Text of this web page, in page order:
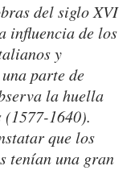
del siglo XVI
influencia de los
y
parte de
la huella
(1577-1640).
que los
tenían una gran